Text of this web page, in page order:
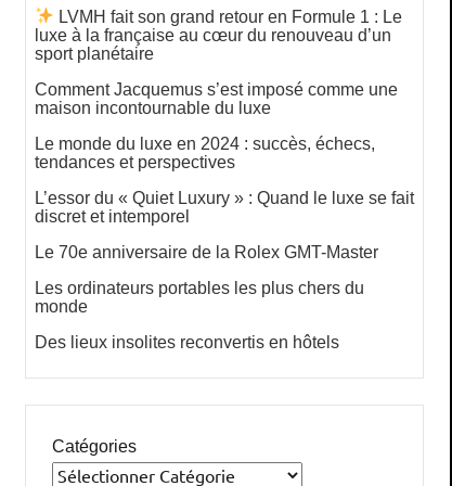
LVMH fait son grand retour en Formule 1 : Le
luxe à la française au cœur du renouveau d’un
sport planétaire
Comment Jacquemus s’est imposé comme une
maison incontournable du luxe
Le monde du luxe en 2024 : succès, échecs,
tendances et perspectives
L’essor du « Quiet Luxury » : Quand le luxe se fait
discret et intemporel
Le 70e anniversaire de la Rolex GMT-Master
Les ordinateurs portables les plus chers du
monde
Des lieux insolites reconvertis en hôtels
Catégories